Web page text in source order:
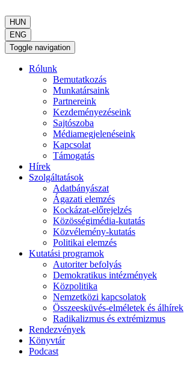
HUN
ENG
Toggle navigation
Rólunk
Bemutatkozás
Munkatársaink
Partnereink
Kezdeményezéseink
Sajtószoba
Médiamegjelenéseink
Kapcsolat
Támogatás
Hírek
Szolgáltatások
Adatbányászat
Ágazati elemzés
Kockázat-előrejelzés
Közösségimédia-kutatás
Közvélemény-kutatás
Politikai elemzés
Kutatási programok
Autoriter befolyás
Demokratikus intézmények
Közpolitika
Nemzetközi kapcsolatok
Összeesküvés-elméletek és álhírek
Radikalizmus és extrémizmus
Rendezvények
Könyvtár
Podcast